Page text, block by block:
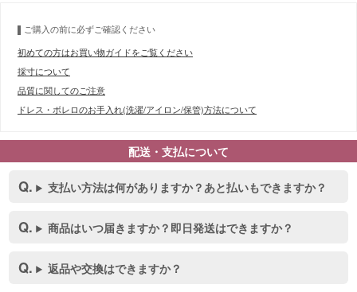
ご購入の前に必ずご確認ください
初めての方はお買い物ガイドをご覧ください
採寸について
品質に関してのご注意
ドレス・ボレロのお手入れ(洗濯/アイロン/保管)方法について
配送・支払について
支払い方法は何がありますか？あと払いもできますか？
商品はいつ届きますか？即日発送はできますか？
返品や交換はできますか？